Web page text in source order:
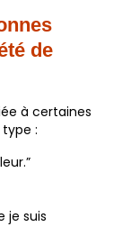
de
à certaines
:
je suis